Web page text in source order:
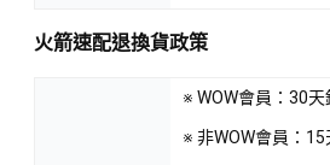
火箭速配退換貨政策
※ WOW會員：30
※ 非WOW會員：